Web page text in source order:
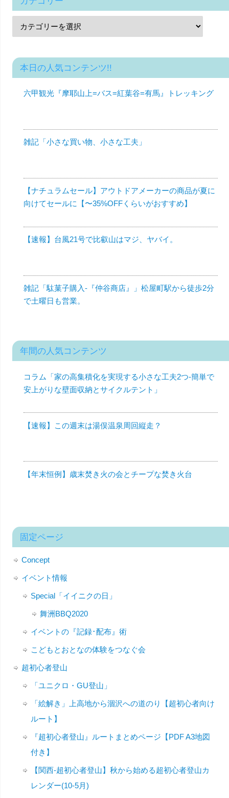
本日の人気コンテンツ!!
六甲観光『摩耶山上=バス=紅葉谷=有馬』トレッキング
雑記「小さな買い物、小さな工夫」
【ナチュラムセール】アウトドアメーカーの商品が夏に
向けてセールに【〜35%OFFくらいがおすすめ】
【速報】台風21号で比叡山はマジ、ヤバイ。
雑記「駄菓子購入-『仲谷商店』」松屋町駅から徒歩2分
で土曜日も営業。
年間の人気コンテンツ
コラム「家の高集積化を実現する小さな工夫2つ-簡単で
安上がりな壁面収納とサイクルテント」
【速報】この週末は湯俣温泉周回縦走？
【年末恒例】歳末焚き火の会とチープな焚き火台
固定ページ
Concept
イベント情報
Special「イイニクの日」
舞洲BBQ2020
イベントの『記録･配布』術
こどもとおとなの体験をつなぐ会
超初心者登山
「ユニクロ・GU登山」
「絵解き」上高地から涸沢への道のり【超初心者向け
ルート】
『超初心者登山』ルートまとめページ【PDF A3地図
付き】
【関西-超初心者登山】秋から始める超初心者登山カ
レンダー(10-5月)